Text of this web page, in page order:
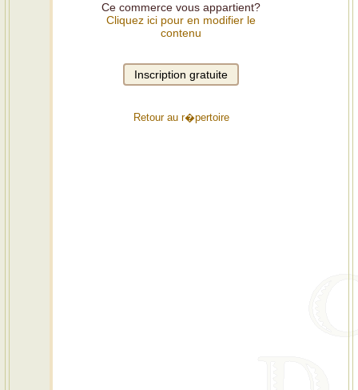
Ce commerce vous appartient?
Cliquez ici pour en modifier le
contenu
Retour au r�pertoire